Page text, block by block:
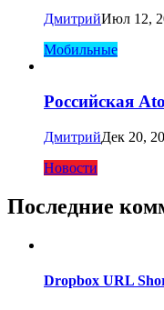
ДмитрийИюл 12,
Мобильные
Российская
ДмитрийДек 20,
Новости
Последние
Dropbox URL